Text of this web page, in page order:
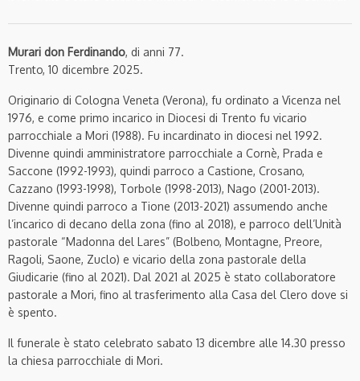
Murari don Ferdinando, di anni 77.
Trento, 10 dicembre 2025.
Originario di Cologna Veneta (Verona), fu ordinato a Vicenza nel
1976, e come primo incarico in Diocesi di Trento fu vicario
parrocchiale a Mori (1988). Fu incardinato in diocesi nel 1992.
Divenne quindi amministratore parrocchiale a Cornè, Prada e
Saccone (1992-1993), quindi parroco a Castione, Crosano,
Cazzano (1993-1998), Torbole (1998-2013), Nago (2001-2013).
Divenne quindi parroco a Tione (2013-2021) assumendo anche
l’incarico di decano della zona (fino al 2018), e parroco dell’Unità
pastorale “Madonna del Lares” (Bolbeno, Montagne, Preore,
Ragoli, Saone, Zuclo) e vicario della zona pastorale della
Giudicarie (fino al 2021). Dal 2021 al 2025 è stato collaboratore
pastorale a Mori, fino al trasferimento alla Casa del Clero dove si
è spento.
Il funerale è stato celebrato sabato 13 dicembre alle 14.30 presso
la chiesa parrocchiale di Mori.